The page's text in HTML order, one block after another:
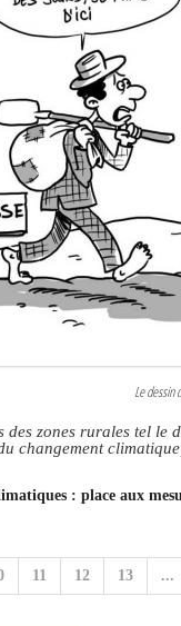
Le dessin
zones rurales tel le
changement
: place aux
11 12 13 ...